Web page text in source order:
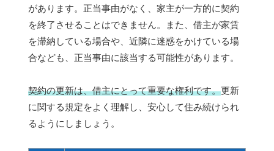
があります。正当事由がなく、家主が一方的に契約
を終了させることはできません。また、借主が家賃
を滞納している場合や、近隣に迷惑をかけている場
合なども、正当事由に該当する可能性があります。
契約の更新は、借主にとって重要な権利です。更新
に関する規定をよく理解し、安心して住み続けられ
るようにしましょう。